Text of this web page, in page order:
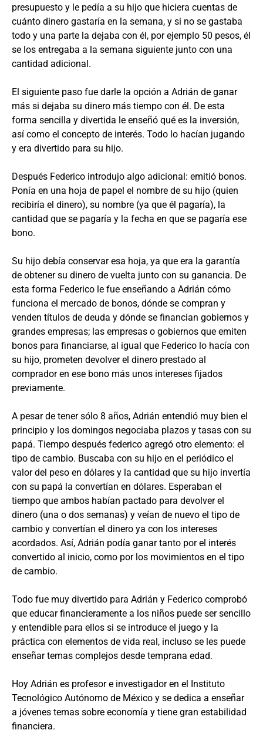
presupuesto y le pedía a su hijo que hiciera cuentas de
cuánto dinero gastaría en la semana, y si no se gastaba
todo y una parte la dejaba con él, por ejemplo 50 pesos, él
se los entregaba a la semana siguiente junto con una
cantidad adicional.
El siguiente paso fue darle la opción a Adrián de ganar
más si dejaba su dinero más tiempo con él. De esta
forma sencilla y divertida le enseñó qué es la inversión,
así como el concepto de interés. Todo lo hacían jugando
y era divertido para su hijo.
Después Federico introdujo algo adicional: emitió bonos.
Ponía en una hoja de papel el nombre de su hijo (quien
recibiría el dinero), su nombre (ya que él pagaría), la
cantidad que se pagaría y la fecha en que se pagaría ese
bono.
Su hijo debía conservar esa hoja, ya que era la garantía
de obtener su dinero de vuelta junto con su ganancia. De
esta forma Federico le fue enseñando a Adrián cómo
funciona el mercado de bonos, dónde se compran y
venden títulos de deuda y dónde se financian gobiernos y
grandes empresas; las empresas o gobiernos que emiten
bonos para financiarse, al igual que Federico lo hacía con
su hijo, prometen devolver el dinero prestado al
comprador en ese bono más unos intereses fijados
previamente.
A pesar de tener sólo 8 años, Adrián entendió muy bien el
principio y los domingos negociaba plazos y tasas con su
papá. Tiempo después federico agregó otro elemento: el
tipo de cambio. Buscaba con su hijo en el periódico el
valor del peso en dólares y la cantidad que su hijo invertía
con su papá la convertían en dólares. Esperaban el
tiempo que ambos habían pactado para devolver el
dinero (una o dos semanas) y veían de nuevo el tipo de
cambio y convertían el dinero ya con los intereses
acordados. Así, Adrián podía ganar tanto por el interés
convertido al inicio, como por los movimientos en el tipo
de cambio.
Todo fue muy divertido para Adrián y Federico comprobó
que educar financieramente a los niños puede ser sencillo
y entendible para ellos si se introduce el juego y la
práctica con elementos de vida real, incluso se les puede
enseñar temas complejos desde temprana edad.
Hoy Adrián es profesor e investigador en el Instituto
Tecnológico Autónomo de México y se dedica a enseñar
a jóvenes temas sobre economía y tiene gran estabilidad
financiera.